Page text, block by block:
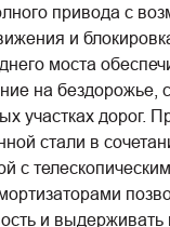
привода с
и
моста
на бездорожье,
участках дорог.
стали в
с
и